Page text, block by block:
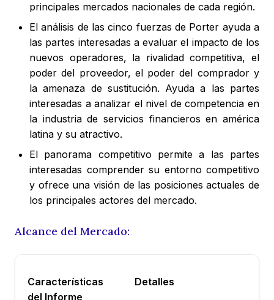
principales mercados nacionales de cada región.
El análisis de las cinco fuerzas de Porter ayuda a
las partes interesadas a evaluar el impacto de los
nuevos operadores, la rivalidad competitiva, el
poder del proveedor, el poder del comprador y
la amenaza de sustitución. Ayuda a las partes
interesadas a analizar el nivel de competencia en
la industria de servicios financieros en américa
latina y su atractivo.
El panorama competitivo permite a las partes
interesadas comprender su entorno competitivo
y ofrece una visión de las posiciones actuales de
los principales actores del mercado.
Alcance del Mercado:
Características
del Informe
Detalles